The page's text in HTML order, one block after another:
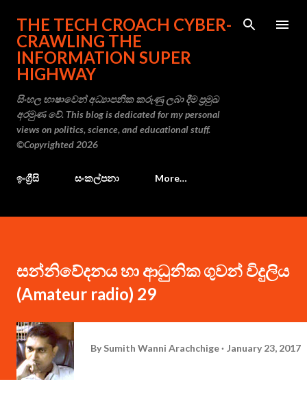
Skip to main content
THE TECH CROACH CYBER-
CRAWLING THE
INFORMATION SUPER
HIGHWAY
සිංහල භාෂාවෙන් අධ්‍යාපනික කරුණු ලබා දීම ප්‍රමුඛ
අරමුණ වේ. This blog is dedicated for my personal
views on politics, science, and educational stuff.
©Copyrighted 2026
ඉංග්‍රීසි සංකල්පනා More…
සන්නිවේදනය හා ආධුනික ගුවන් විදුලිය
(Amateur radio) 29
By Sumith Wanni Arachchige January 23, 2017